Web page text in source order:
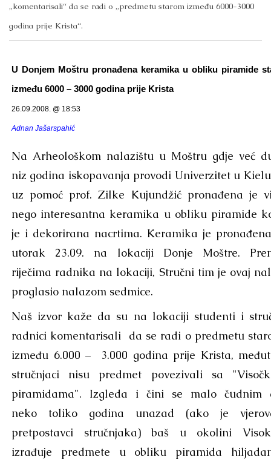
„komentarisali“ da se radi o „predmetu starom između 6000-3000
godina prije Krista“.
U Donjem Moštru pronađena keramika u obliku piramide
između 6000 – 3000 godina prije Krista
26.09.2008. @ 18:53
Adnan Jašarspahić
Na Arheološkom nalazištu u Moštru gdje već
niz godina iskopavanja provodi Univerzitet u
uz pomoć prof. Zilke Kujundžić pronađena je
nego interesantna keramika u obliku piramide
je i dekorirana nacrtima. Keramika je
utorak 23.09. na lokaciji Donje Moštre.
riječima radnika na lokaciji, Stručni tim je ovaj
proglasio nalazom sedmice.
Naš izvor kaže da su na lokaciji studenti i
radnici komentarisali da se radi o predmetu
između 6.000 – 3.000 godina prije Krista,
stručnjaci nisu predmet povezivali sa
piramidama". Izgleda i čini se malo čudnim
neko toliko godina unazad (ako je
pretpostavci stručnjaka) baš u okolini
izrađuje predmete u obliku piramida